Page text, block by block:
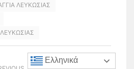
ΛΕΥΚΩΣΙΑΣ
Ελληνικά